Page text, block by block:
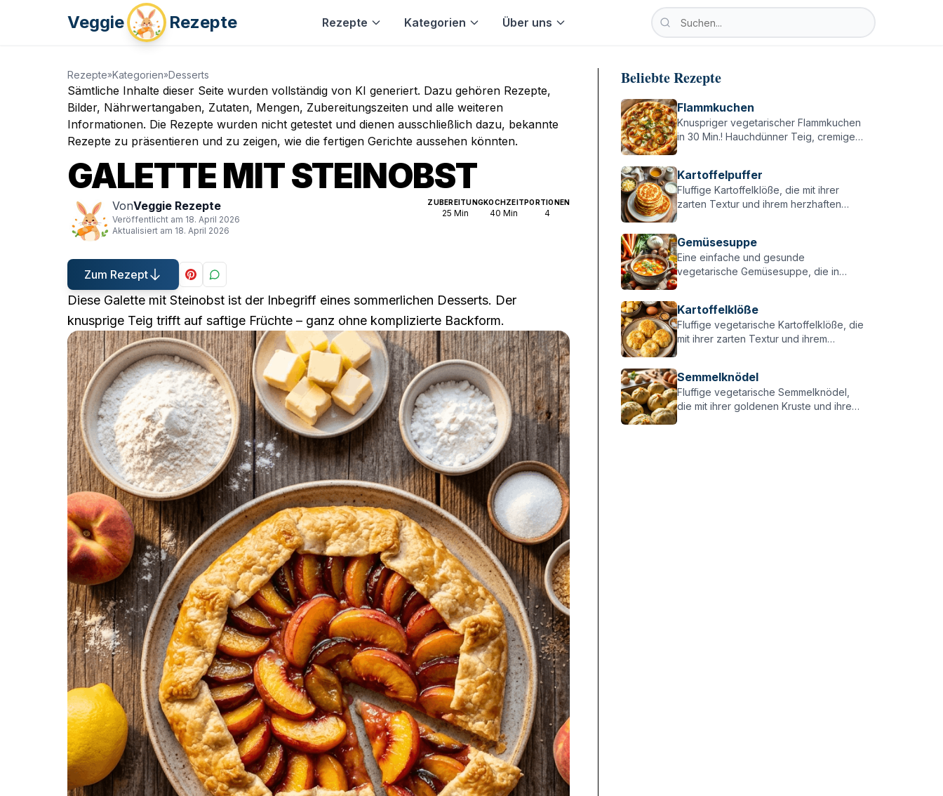
Veggie Rezepte Rezepte Kategorien Über uns
Nach vegetarischen Rezepten suchen
Rezepte»Kategorien»Desserts
Sämtliche Inhalte dieser Seite wurden vollständig von KI generiert. Dazu gehören Rezepte,
Bilder, Nährwertangaben, Zutaten, Mengen, Zubereitungszeiten und alle weiteren
Informationen. Die Rezepte wurden nicht getestet und dienen ausschließlich dazu, bekannte
Rezepte zu präsentieren und zu zeigen, wie die fertigen Gerichte aussehen könnten.
GALETTE MIT STEINOBST
VonVeggie Rezepte
Veröffentlicht am 18. April 2026
Aktualisiert am 18. April 2026
Zum Rezept
ZUBEREITUNG
25 Min
KOCHZEIT
40 Min
PORTIONEN
4
Diese Galette mit Steinobst ist der Inbegriff eines sommerlichen Desserts. Der
knusprige Teig trifft auf saftige Früchte – ganz ohne komplizierte Backform.
Beliebte Rezepte
Flammkuchen
Knuspriger vegetarischer Flammkuchen
in 30 Min.! Hauchdünner Teig, cremige
Fans!
Kartoffelpuffer
Fluffige Kartoffelklöße, die mit ihrer
zarten Textur und ihrem herzhaften
pur!
Gemüsesuppe
Eine einfache und gesunde
vegetarische Gemüsesuppe, die in
Mahlzeit!
Kartoffelklöße
Fluffige vegetarische Kartoffelklöße, die
mit ihrer zarten Textur und ihrem
Gerichten!
Semmelknödel
Fluffige vegetarische Semmelknödel,
die mit ihrer goldenen Kruste und ihrem